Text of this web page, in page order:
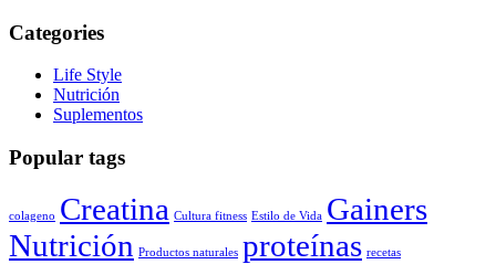
Categories
Life Style
Nutrición
Suplementos
Popular tags
colageno Creatina Cultura fitness Estilo de Vida Gainers
Nutrición Productos naturales proteínas recetas